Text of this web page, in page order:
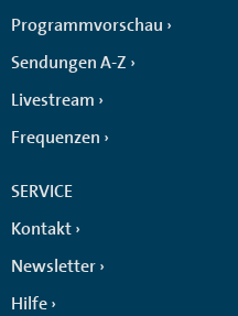
Programmvorschau
Sendungen A-Z
Livestream
Frequenzen
SERVICE
Kontakt
Newsletter
Hilfe